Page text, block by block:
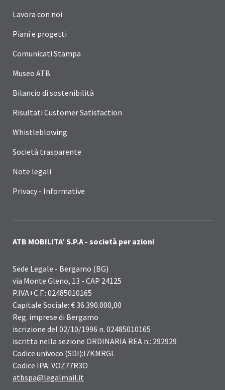
Lavora con noi
Piani e progetti
Comunicati Stampa
Museo ATB
Bilancio di sostenibilità
Risultati Customer Satisfaction
Whistleblowing
Società trasparente
Note legali
Privacy - Informative
ATB MOBILITA’ S.P.A - società per azioni
Sede Legale - Bergamo (BG)
via Monte Gleno, 13 - CAP 24125
P.IVA+C.F.: 02485010165
Capitale Sociale: € 36.390.000,00
Reg. imprese di Bergamo
iscrizione del 02/10/1996 n. 02485010165
iscritta nella sezione ORDINARIA REA n.: 292929
Codice univoco (SDI):I7KMRGL
Codice IPA: VOZ77R3O
atbspa@legalmail.it